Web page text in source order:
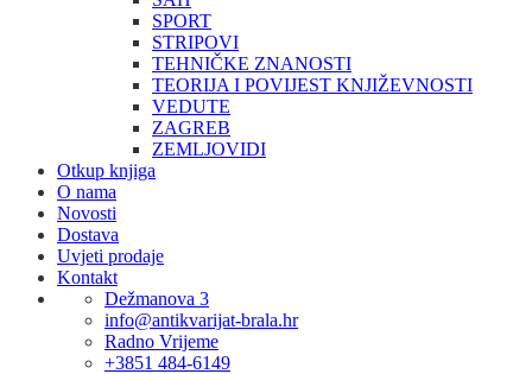
SPORT
STRIPOVI
TEHNIČKE ZNANOSTI
TEORIJA I POVIJEST KNJIŽEVNOSTI
VEDUTE
ZAGREB
ZEMLJOVIDI
Otkup knjiga
O nama
Novosti
Dostava
Uvjeti prodaje
Kontakt
Dežmanova 3
info@antikvarijat-brala.hr
Radno Vrijeme
+3851 484-6149